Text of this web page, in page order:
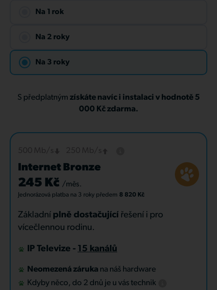
Na 1 rok
Na 2 roky
Na 3 roky
S předplatným získáte navíc i instalaci v hodnotě 5
000 Kč zdarma.
Internet Bronze
245 Kč /měs.
Jednorázová platba na 3 roky předem 8 820 Kč
Základní plně dostačující řešení i pro
vícečlennou rodinu.
IP Televize - 15 kanálů
Neomezená záruka na náš hardware
Kdyby něco, do 2 dnů je u vás technik